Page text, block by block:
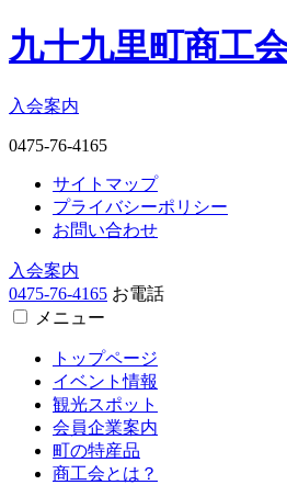
九十九里町商工
入会案内
0475-76-4165
サイトマップ
プライバシーポリシー
お問い合わせ
入会案内
0475-76-4165 お電話
メニュー
トップページ
イベント情報
観光スポット
会員企業案内
町の特産品
商工会とは？